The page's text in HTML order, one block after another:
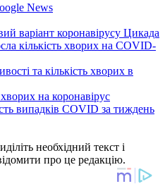
News
варіант коронавірусу Цикада
кількість хворих на COVID-
та кількість хворих в
хворих на коронавірус
випадків COVID за тиждень
необхідний текст і
про це редакцію.